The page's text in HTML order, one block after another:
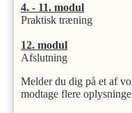
4. - 11. modul
Praktisk træning
12. modul
Afslutning
Melder du dig på et af
modtage flere